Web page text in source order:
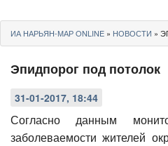
ИА НАРЬЯН-МАР ONLINE » НОВОСТИ »
Эпидпорог под потолок
31-01-2017, 18:44
Согласно данным
заболеваемости жителей